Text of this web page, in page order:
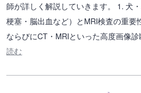
師が詳しく解説していきます。 1. 犬
梗塞・脳出血など）とMRI検査の重
ならびにCT・MRIといった高度画像
読む